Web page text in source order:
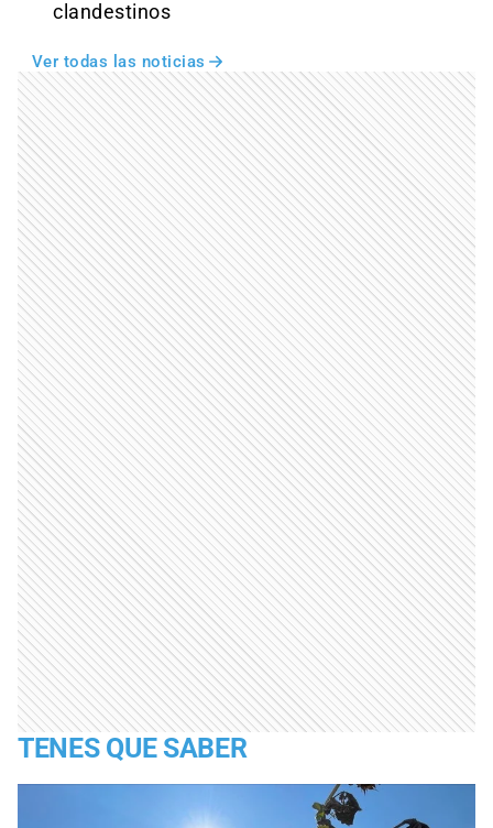
clandestinos
Ver todas las noticias
TENES QUE SABER